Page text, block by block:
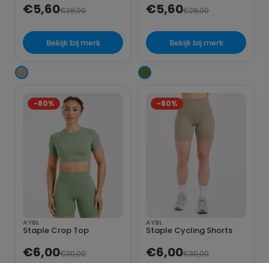
€5,60€28,00
Bekijk bij merk
€5,60€28,00
Bekijk bij merk
-80%
AYBL
Staple Crop Top
€6,00€30,00
-80%
AYBL
Staple Cycling Shorts
€6,00€30,00